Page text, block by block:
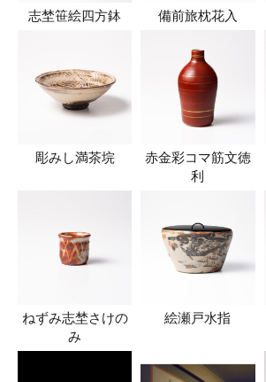
志埜笹絵四方鉢 備前旅枕花入
彫みし満茶垸
赤金彩コマ筋文徳
利
ねずみ志埜さけの
み
絵瀬戸水指